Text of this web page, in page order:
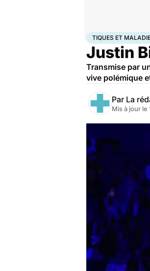
AccueilSanté Tiques et
TIQUES ET
Justin
Transmise par
vive polémique
Par La
Mis à jour le